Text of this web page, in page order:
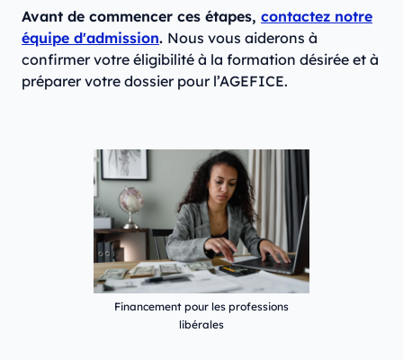
Avant de commencer ces étapes, contactez notre
équipe d'admission. Nous vous aiderons à
confirmer votre éligibilité à la formation désirée et à
préparer votre dossier pour l’AGEFICE.
Financement pour les professions
libérales